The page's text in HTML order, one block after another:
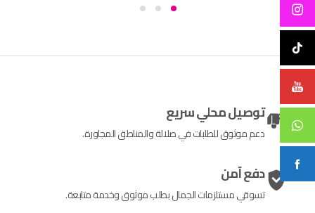
توصيل محلي سريع
دعم موثوق للطلبات في صلالة والمناطق المجاورة.
دفع آمن
تسوقي مستلزمات الجمال بطلب موثوق وخدمة متابعة.